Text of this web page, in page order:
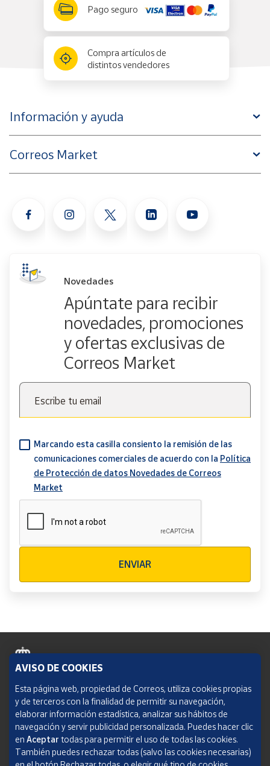
Pago seguro
Compra artículos de
distintos vendedores
Información y ayuda
Correos Market
Novedades
Apúntate para recibir
novedades, promociones
y ofertas exclusivas de
Correos Market
Escribe tu email
Marcando esta casilla consiento la remisión de las
comunicaciones comerciales de acuerdo con la Política
de Protección de datos Novedades de Correos
Market
ENVIAR
Política de cookies
Aviso legal
Condiciones del servicio
Política de Privacidad Web
AVISO DE COOKIES
Esta página web, propiedad de Correos, utiliza cookies propias
y de terceros con la finalidad de permitir su navegación,
elaborar información estadística, analizar sus hábitos de
navegación y servir publicidad personalizada. Puedes hacer clic
en Aceptar todas para permitir el uso de todas las cookies.
También puedes rechazar todas (salvo las cookies necesarias)